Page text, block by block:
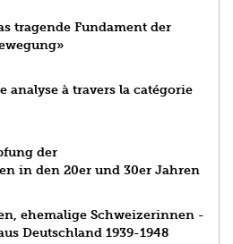
tragende Fundament der
analyse à travers la catégorie
der
in den 20er und 30er Jahren
ehemalige Schweizerinnen -
Deutschland 1939-1948